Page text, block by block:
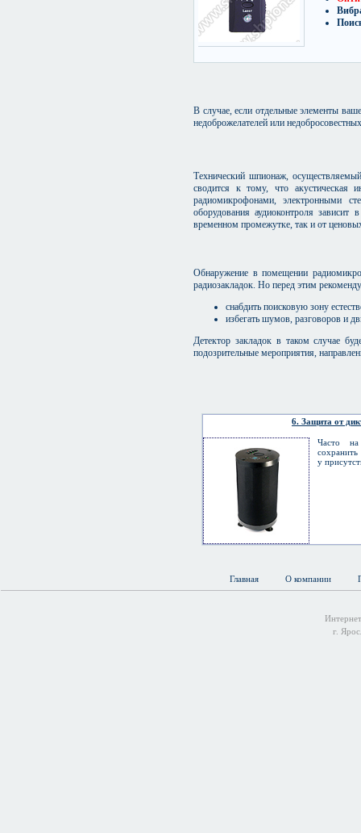
В случае, если отдельные элементы
недоброжелателей или
Технический шпионаж,
сводится к тому, что акустическая
радиомикрофонами, электронными
оборудования аудиоконтроля
временном промежутке, так и от
Обнаружение в помещении
радиозакладок. Но перед этим
снабдить поисковую зону
избегать шумов, разговоров и
Детектор закладок в таком случае
подозрительные мероприятия,
6. Защита от
Часто на
у
Главная О компании
г.